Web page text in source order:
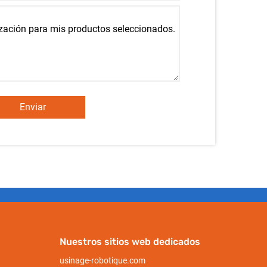
Enviar
Nuestros sitios web dedicados
usinage-robotique.com